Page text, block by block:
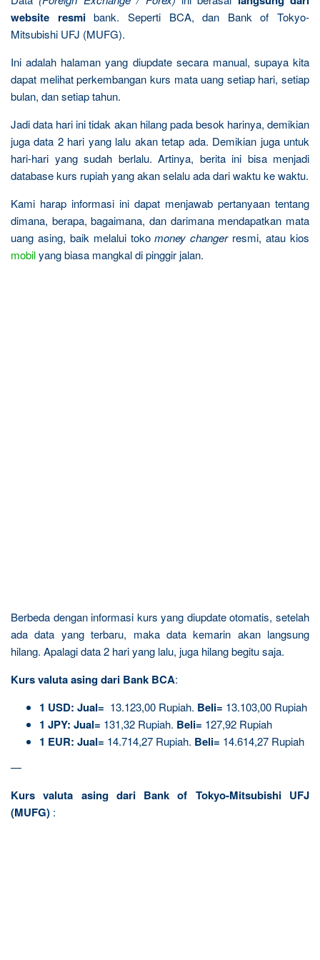
website resmibank. Seperti BCA, dan Bank of Tokyo-
Mitsubishi UFJ (MUFG).
Ini adalah halaman yang diupdate secara manual, supaya kita
dapat melihat perkembangan kurs mata uang setiap hari, setiap
bulan, dan setiap tahun.
Jadi data hari ini tidak akan hilang pada besok harinya, demikian
juga data 2 hari yang lalu akan tetap ada. Demikian juga untuk
hari-hari yang sudah berlalu. Artinya, berita ini bisa menjadi
database kurs rupiah yang akan selalu ada dari waktu ke waktu.
Kami harap informasi ini dapat menjawab pertanyaan tentang
dimana, berapa, bagaimana, dan darimana mendapatkan mata
uang asing, baik melalui tokomoney changerresmi, atau kios
mobilyang biasa mangkal di pinggir jalan.
Berbeda dengan informasi kurs yang diupdate otomatis, setelah
ada data yang terbaru, maka data kemarin akan langsung
hilang. Apalagi data 2 hari yang lalu, juga hilang begitu saja.
Kurs valuta asing dari Bank BCA:
1 USD: Jual= 13.123,00 Rupiah. Beli= 13.103,00 Rupiah
1 JPY: Jual= 131,32 Rupiah. Beli= 127,92 Rupiah
1 EUR: Jual= 14.714,27 Rupiah. Beli= 14.614,27 Rupiah
—
Kurs valuta asing dari Bank of Tokyo-Mitsubishi UFJ
(MUFG) :